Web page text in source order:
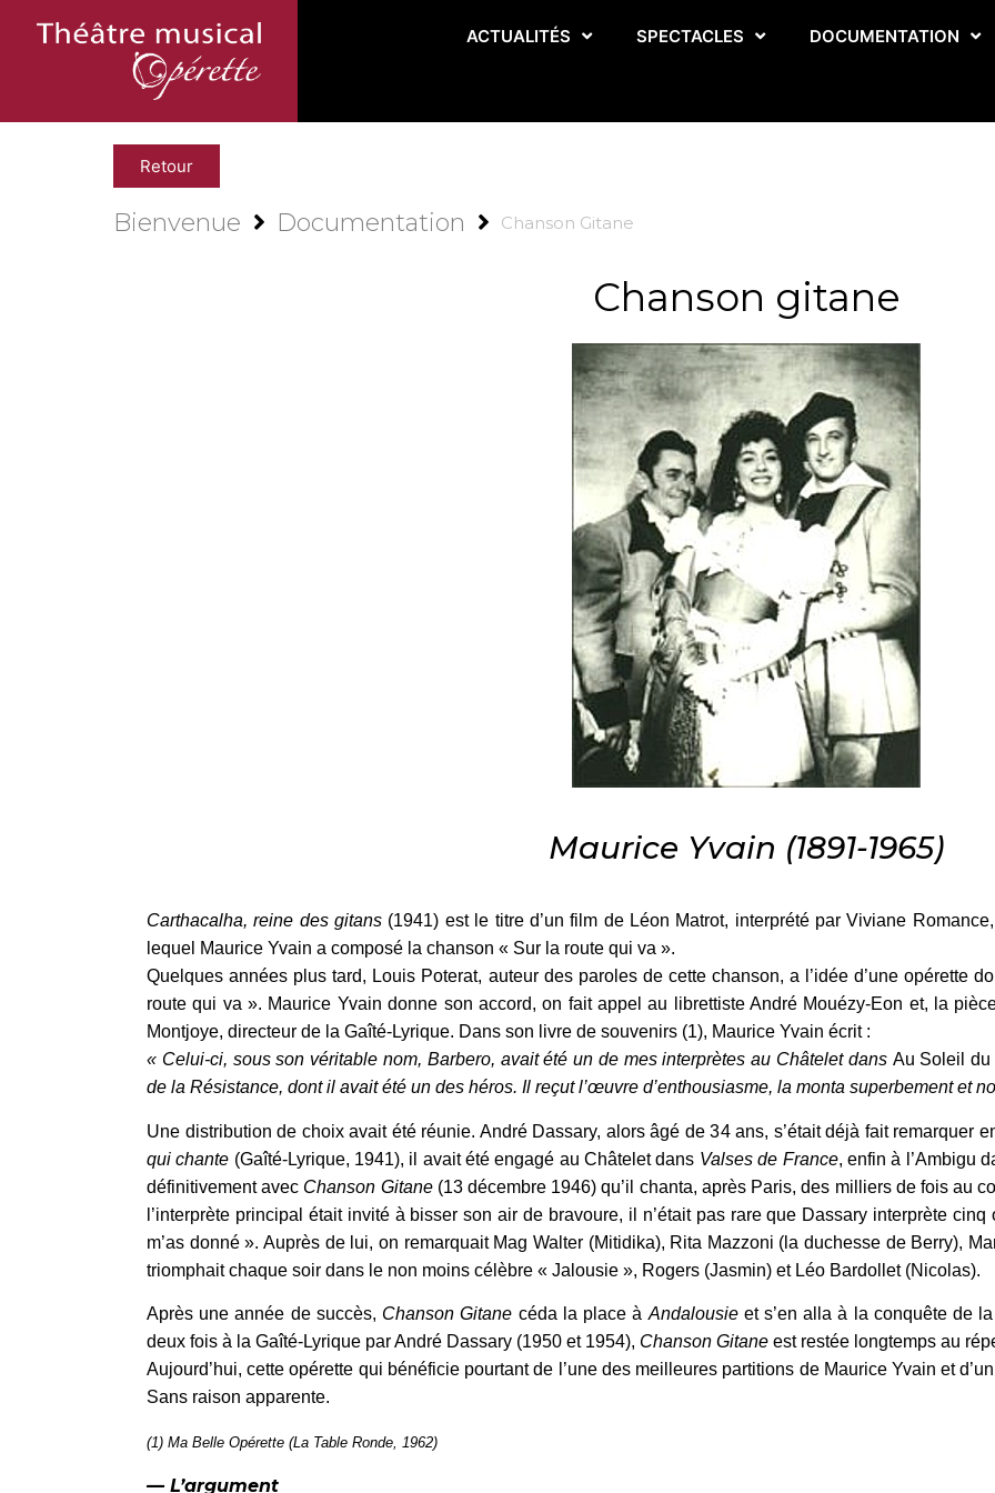
ACTUALITÉS SPECTACLES DOCUMENTATION
Retour
Bienvenue Documentation Chanson Gitane
Chanson gitane
Maurice Yvain (1891-1965)
Carthacalha, reine des gitans (1941) est le titre d’un film de Léon Matrot, interprété par Viviane
lequel Maurice Yvain a composé la chanson « Sur la route qui va ».
Quelques années plus tard, Louis Poterat, auteur des paroles de cette chanson, a l’idée d’une opérette
route qui va ». Maurice Yvain donne son accord, on fait appel au librettiste André Mouézy-Eon et, la
Montjoye, directeur de la Gaîté-Lyrique. Dans son livre de souvenirs (1), Maurice Yvain écrit :
« Celui-ci, sous son véritable nom, Barbero, avait été un de mes interprètes au Châtelet dans Au Soleil du
de la Résistance, dont il avait été un des héros. Il reçut l’œuvre d’enthousiasme, la monta superbement et
Une distribution de choix avait été réunie. André Dassary, alors âgé de 34 ans, s’était déjà fait remarquer
qui chante (Gaîté-Lyrique, 1941), il avait été engagé au Châtelet dans Valses de France, enfin à l’Ambigu
définitivement avec Chanson Gitane(13 décembre 1946) qu’il chanta, après Paris, des milliers de fois au
l’interprète principal était invité à bisser son air de bravoure, il n’était pas rare que Dassary interprète
m’as donné ». Auprès de lui, on remarquait Mag Walter (Mitidika), Rita Mazzoni (la duchesse de Berry),
triomphait chaque soir dans le non moins célèbre « Jalousie », Rogers (Jasmin) et Léo Bardollet (Nicolas).
Après une année de succès, Chanson Gitane céda la place à Andalousieet s’en alla à la conquête de
deux fois à la Gaîté-Lyrique par André Dassary (1950 et 1954), Chanson Gitane est restée longtemps au
Aujourd’hui, cette opérette qui bénéficie pourtant de l’une des meilleures partitions de Maurice Yvain et
Sans raison apparente.
(1) Ma Belle Opérette (La Table Ronde, 1962)
— L’argument